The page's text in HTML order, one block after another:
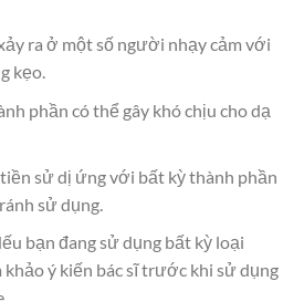
ra ở một số người nhạy cảm với
kẹo.
phần có thể gây khó chịu cho dạ
sử dị ứng với bất kỳ thành phần
sử dụng.
bạn đang sử dụng bất kỳ loại
khảo ý kiến bác sĩ trước khi sử dụng